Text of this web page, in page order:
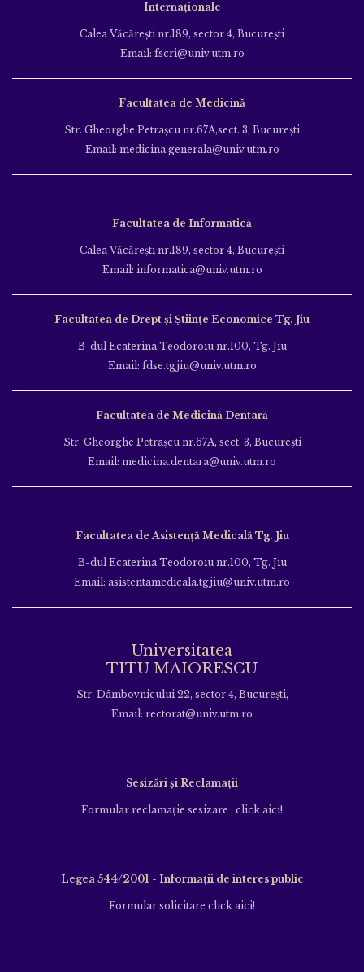
Internaționale
Calea Văcăreşti nr.189, sector 4, Bucureşti
Email: fscri@univ.utm.ro
Facultatea de Medicină
Str. Gheorghe Petraşcu nr.67A,sect. 3, Bucureşti
Email: medicina.generala@univ.utm.ro
Facultatea de Informatică
Calea Văcăreşti nr.189, sector 4, Bucureşti
Email: informatica@univ.utm.ro
Facultatea de Drept și Științe Economice Tg. Jiu
B-dul Ecaterina Teodoroiu nr.100, Tg. Jiu
Email: fdse.tgjiu@univ.utm.ro
Facultatea de Medicină Dentară
Str. Gheorghe Petraşcu nr.67A, sect. 3, Bucureşti
Email: medicina.dentara@univ.utm.ro
Facultatea de Asistență Medicală Tg. Jiu
B-dul Ecaterina Teodoroiu nr.100, Tg. Jiu
Email: asistentamedicala.tgjiu@univ.utm.ro
Universitatea
TITU MAIORESCU
Str. Dâmbovnicului 22, sector 4, București,
Email: rectorat@univ.utm.ro
Sesizări și Reclamații
Formular reclamație sesizare : click aici!
Legea 544/2001 - Informații de interes public
Formular solicitare click aici!